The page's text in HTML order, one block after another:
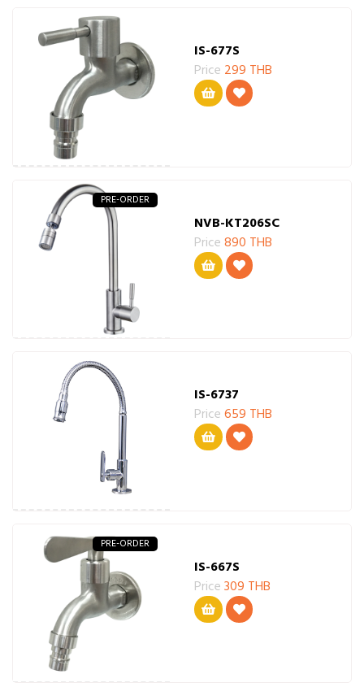
IS-677S
Price 299 THB
PRE-ORDER
NVB-KT206SC
Price890 THB
IS-6737
Price659 THB
PRE-ORDER
IS-667S
Price309 THB